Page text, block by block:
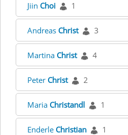
Jiin Choi 1
Andreas Christ 3
Martina Christ 4
Peter Christ 2
Maria Christandl 1
Enderle Christian 1